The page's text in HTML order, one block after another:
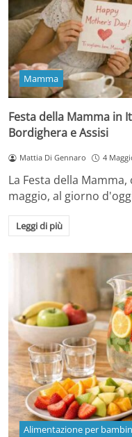
Mamma
Festa della Mamma in
Bordighera e Assisi
Mattia Di Gennaro 4
La Festa della
maggio, al giorno
Leggi di più
Alimentazione per